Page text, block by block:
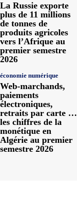
La Russie exporte
plus de 11 millions
de tonnes de
produits agricoles
vers l’Afrique au
premier semestre
2026
économie numérique
Web-marchands,
paiements
électroniques,
retraits par carte …
les chiffres de la
monétique en
Algérie au premier
semestre 2026